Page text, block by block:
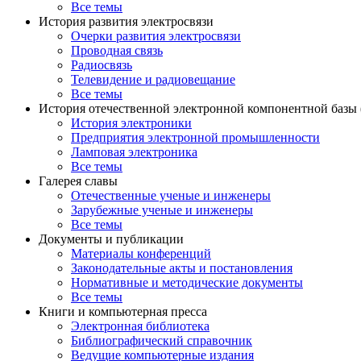
Все темы
История развития электросвязи
Очерки развития электросвязи
Проводная связь
Радиосвязь
Телевидение и радиовещание
Все темы
История отечественной электронной компонентной
История электроники
Предприятия электронной промышленности
Ламповая электроника
Все темы
Галерея славы
Отечественные ученые и инженеры
Зарубежные ученые и инженеры
Все темы
Документы и публикации
Материалы конференций
Законодательные акты и постановления
Нормативные и методические документы
Все темы
Книги и компьютерная пресса
Электронная библиотека
Библиографический справочник
Ведущие компьютерные издания